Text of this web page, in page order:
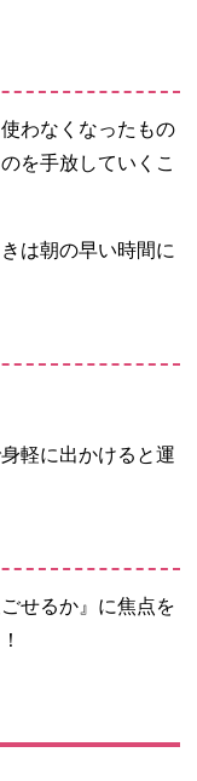
わなくなったもの
を手放していくこ
は朝の早い時間に
軽に出かけると運
せるか』に焦点を